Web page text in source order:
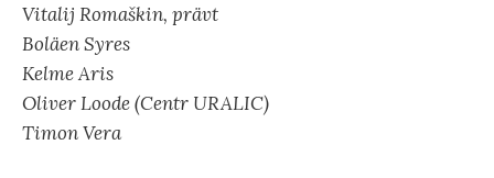
Vitalij Romaškin, prävt
Boläen‌ Syres‌
Kel‌me Aris
Oliver Loode (Centr URALIC)
Timon‌ Vera